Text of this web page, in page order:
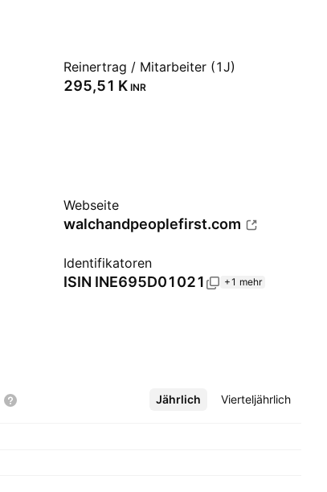
Reinertrag / Mitarbeiter (1J)
‪295,51 K‬ INR
Webseite
walchandpeoplefirst.com
Identifikatoren
ISIN INE695D01021 +1 mehr
Jährlich Vierteljährlich
Mehr